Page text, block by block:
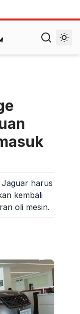
Jaguar harus
kembali
oli mesin.